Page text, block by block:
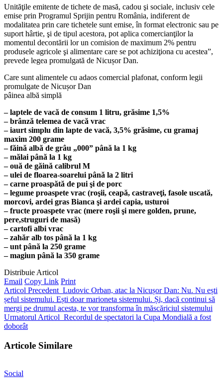
Unităţile emitente de tichete de masă, cadou şi sociale, inclusiv cele
emise prin Programul Sprijin pentru România, indiferent de
modalitatea prin care tichetele sunt emise, în format electronic sau pe
suport hârtie, şi de tipul acestora, pot aplica comercianţilor la
momentul decontării lor un comision de maximum 2% pentru
produsele agricole şi alimentare care se pot achiziţiona cu acestea”,
prevede legea promulgată de Nicușor Dan.
Care sunt alimentele cu adaos comercial plafonat, conform legii
promulgate de Nicușor Dan
pâinea albă simplă
– laptele de vacă de consum 1 litru, grăsime 1,5%
– brânză telemea de vacă vrac
– iaurt simplu din lapte de vacă, 3,5% grăsime, cu gramaj
maxim 200 grame
– făină albă de grâu „000” până la 1 kg
– mălai până la 1 kg
– ouă de găină calibrul M
– ulei de floarea-soarelui până la 2 litri
– carne proaspătă de pui şi de porc
– legume proaspete vrac (roşii, ceapă, castraveţi, fasole uscată,
morcovi, ardei gras Bianca şi ardei capia, usturoi
– fructe proaspete vrac (mere roşii şi mere golden, prune,
pere,struguri de masă)
– cartofi albi vrac
– zahăr alb tos până la 1 kg
– unt până la 250 grame
– magiun până la 350 grame
Distribuie Articol
Email Copy Link Print
Articol Precedent Ludovic Orban, atac la Nicușor Dan: Nu. Nu ești
șeful sistemului. Ești doar marioneta sistemului. Și, dacă continui să
mergi pe drumul acesta, te vor transforma în măscăriciul sistemului
Urmatorul Articol Recordul de spectatori la Cupa Mondială a fost
doborât
Articole Similare
Social